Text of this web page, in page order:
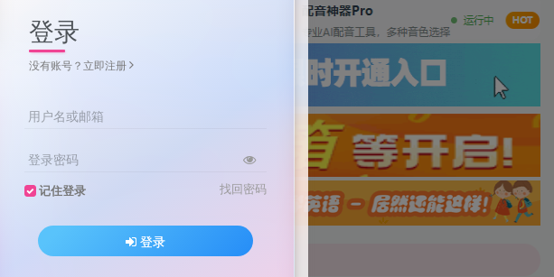
哥来帮忙！
音]-[魔音工坊]-[逗哥配音]戳这里查看详情！
哥来帮忙！
登录
没有账号？立即注册
用户名或邮箱
登录密码
记住登录 找回密码
登录